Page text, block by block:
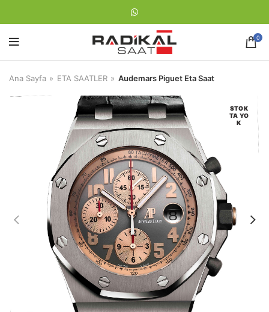
0
Ana Sayfa ETA SAATLER Audemars Piguet Eta Saat
STOK
TA YO
K